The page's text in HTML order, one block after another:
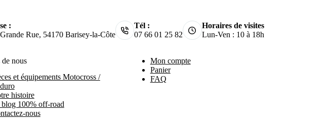
:
Rue, 54170 Barisey-la-Côte
Tél :
07 66 01 25 82
Horaires de visites
Lun-Ven : 10 à 18h
nous
et équipements Motocross /
histoire
100% off-road
nous
Mon compte
Panier
FAQ